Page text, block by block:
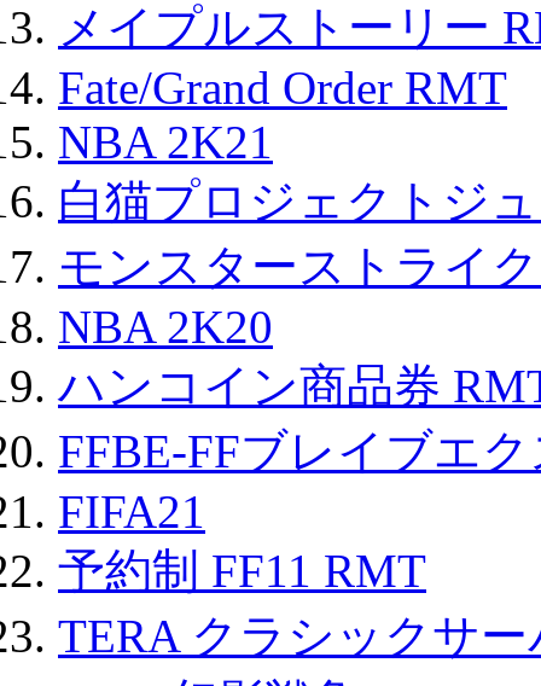
メイプルストーリー
Fate/Grand Order RMT
NBA 2K21
白猫プロジェクトジ
モンスターストライ
NBA 2K20
ハンコイン商品券
FFBE-FFブレイブエ
FIFA21
予約制 FF11 RMT
TERA クラシックサ